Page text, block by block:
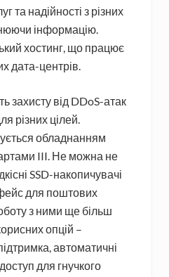
та надійності з різних
інформацію.
хостинг, що працює
дата-центрів.
захисту від DDoS-атак
різних цілей.
обладнанням
III. Не можна не
SSD-накопичувачі
для поштових
з ними ще більш
опцій –
автоматичні
для гнучкого